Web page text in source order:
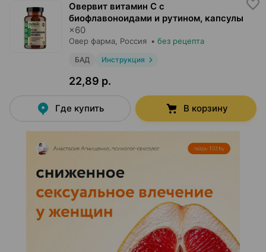
Овервит витамин C c
биофлавоноидами и рутином, капсулы
×60
Овер фарма , Россия • без рецепта
БАД Инструкция
22,89 р.
Где купить В корзину